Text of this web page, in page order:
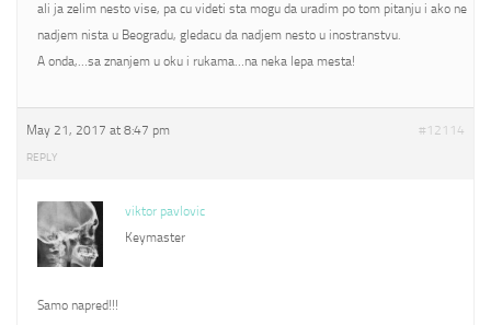
ali ja zelim nesto vise, pa cu videti sta mogu da uradim po tom pitanju i ako ne
nadjem nista u Beogradu, gledacu da nadjem nesto u inostranstvu.
A onda,…sa znanjem u oku i rukama…na neka lepa mesta!
May 21, 2017 at 8:47 pm #12114
REPLY
viktor pavlovic
Keymaster
Samo napred!!!